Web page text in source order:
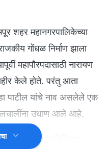
शहर महानगरपालिकेच्या
गोंधळ निर्माण झाला
महापौरपदासाठी नारायण
केले होते. परंतु आता
पाटील यांचे नाव असलेले एक
उधाण आले आहे.
यांनी प्रतिक्रिया